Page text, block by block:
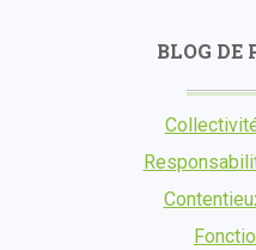
BLOG DE